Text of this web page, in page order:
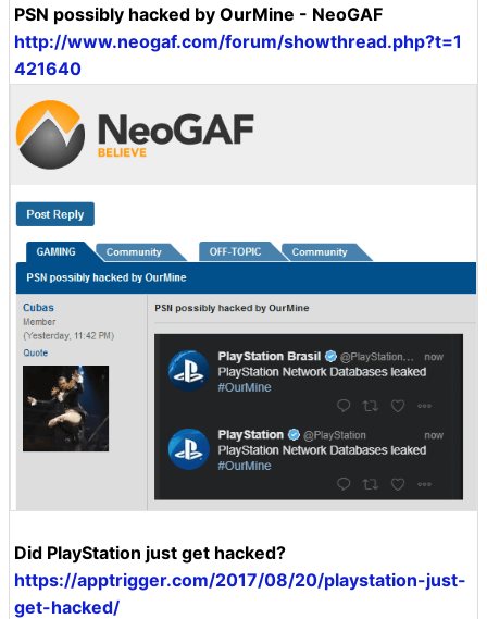
PSN possibly hacked by OurMine - NeoGAF
http://www.neogaf.com/forum/showthread.php?t=1
421640
Did PlayStation just get hacked?
https://apptrigger.com/2017/08/20/playstation-just-
get-hacked/